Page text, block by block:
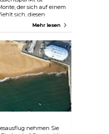
der sich auf einem
sich, diesen
oder spät in der
magische Stadt
Mehr lesen
nehmen Sie